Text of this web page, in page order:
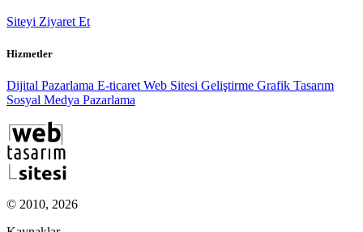
Siteyi Ziyaret Et
Hizmetler
Dijital Pazarlama E-ticaret Web Sitesi Geliştirme Grafik Tasarım
Sosyal Medya Pazarlama
© 2010, 2026